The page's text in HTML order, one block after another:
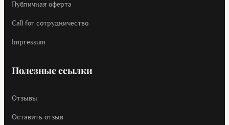
Публичная оферта
Call for cотрудничество
Impressum
Полезные ссылки
Отзывы
Оставить отзыв